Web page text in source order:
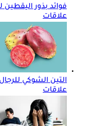
فوائد بذور
علاقات
التين الشوكي
علاقات